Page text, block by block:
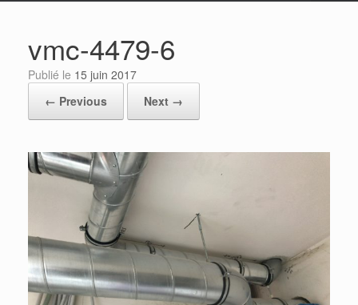
vmc-4479-6
Publié le 15 juin 2017
← Previous
Next →